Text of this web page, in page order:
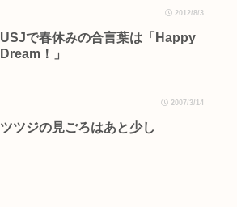
2012/8/3
USJで春休みの合言葉は「Happy
Dream！」
2007/3/14
ツツジの見ごろはあと少し